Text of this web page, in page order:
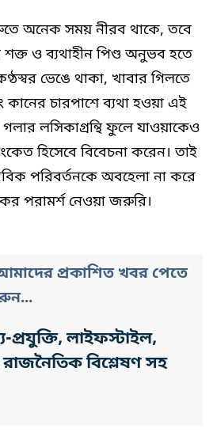
অনেক সময় নীরব থাকে, তবে
শক্ত ও ব্যথাহীন পিণ্ড অনুভব হতে
ভেঙে থাকা, খাবার গিলতে
কানের চারপাশে ব্যথা হওয়া এই
লসিকাগ্রন্থি ফুলে যাওয়াকেও
হিসেবে বিবেচনা করেন। তাই
পরিবর্তনকে অবহেলা না করে
পরামর্শ নেওয়া জরুরি।
প্রকাশিত খবর পেতে
প্রযুক্তি, লাইফস্টাইল,
বিশ্লেষণ সহ